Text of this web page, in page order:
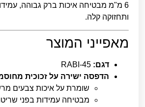
6 מ"מ מבטיחה איכות ברק גבוהה,
ותחזוקה קלה.
מאפייני המוצר
דגם: RABI-45
הדפסה ישירה על זכוכית מחוסמת 6
שומרת על איכות צבעים
מבטיחה עמידות בפני